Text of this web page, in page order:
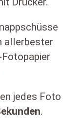
allerbester
jedes Foto
.